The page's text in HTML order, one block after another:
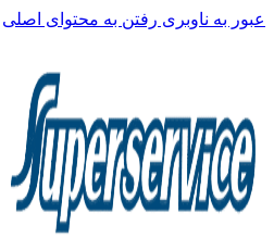
عبور به ناوبری رفتن به محتوای اصلی